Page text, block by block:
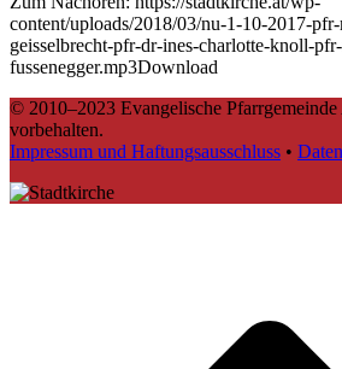
content/uploads/2018/03/nu-1-10-2017-
geisselbrecht-pfr-dr-ines-charlotte-knoll-
fussenegger.mp3Download
© 2010–2023 Evangelische
vorbehalten.
Impressum und Haftungsausschluss •